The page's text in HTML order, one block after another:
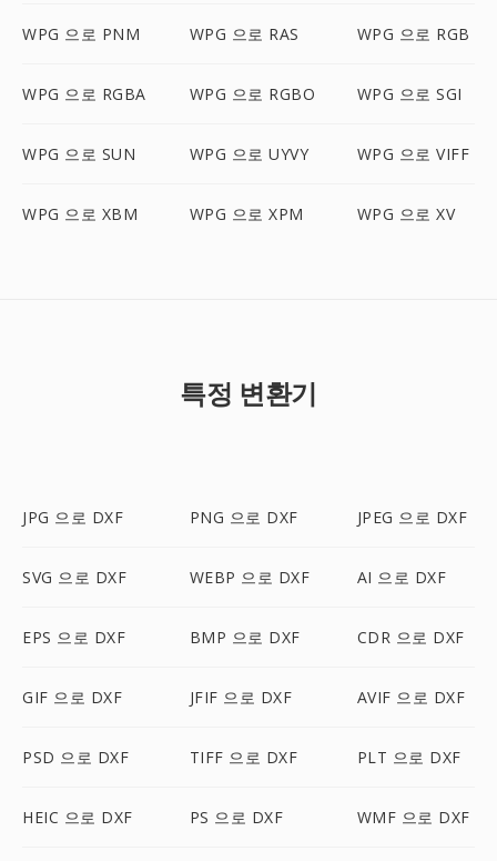
WPG 으로 PNM WPG 으로 RAS WPG 으로 RGB
WPG 으로 RGBA WPG 으로 RGBO WPG 으로 SGI
WPG 으로 SUN WPG 으로 UYVY WPG 으로 VIFF
WPG 으로 XBM WPG 으로 XPM WPG 으로 XV
특정 변환기
JPG 으로 DXF PNG 으로 DXF JPEG 으로 DXF
SVG 으로 DXF WEBP 으로 DXF AI 으로 DXF
EPS 으로 DXF BMP 으로 DXF CDR 으로 DXF
GIF 으로 DXF JFIF 으로 DXF AVIF 으로 DXF
PSD 으로 DXF TIFF 으로 DXF PLT 으로 DXF
HEIC 으로 DXF PS 으로 DXF WMF 으로 DXF